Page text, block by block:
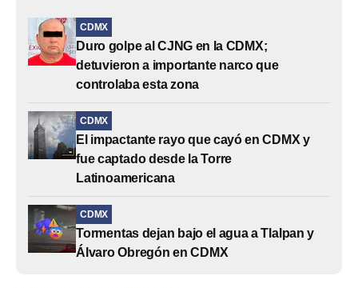
CDMX
Duro golpe al CJNG en la CDMX;
detuvieron a importante narco que
controlaba esta zona
CDMX
El impactante rayo que cayó en CDMX y
fue captado desde la Torre
Latinoamericana
CDMX
Tormentas dejan bajo el agua a Tlalpan y
Álvaro Obregón en CDMX